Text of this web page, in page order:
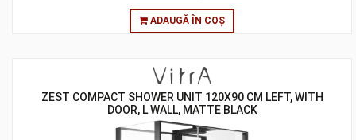
ADAUGĂ ÎN COȘ
ZEST COMPACT SHOWER UNIT 120X90 CM LEFT, WITH
DOOR, L WALL, MATTE BLACK